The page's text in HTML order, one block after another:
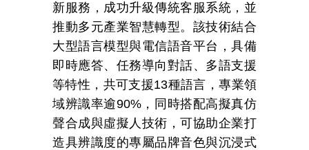
新服務，成功升級傳統客服系統，並
推動多元產業智慧轉型。該技術結合
大型語言模型與電信語音平台，具備
即時應答、任務導向對話、多語支援
等特性，共可支援13種語言，專業領
域辨識率逾90%，同時搭配高擬真仿
聲合成與虛擬人技術，可協助企業打
造具辨識度的專屬品牌音色與沉浸式